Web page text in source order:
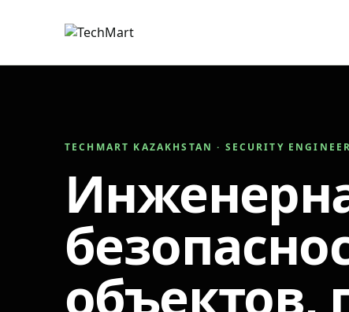
TECHMART KAZAKHSTAN · SECURITY
объектов,